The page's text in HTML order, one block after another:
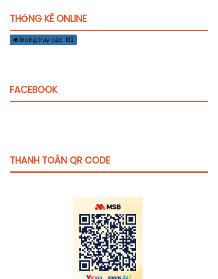
THỐNG KÊ ONLINE
Đang truy cập: 132
FACEBOOK
THANH TOÁN QR CODE